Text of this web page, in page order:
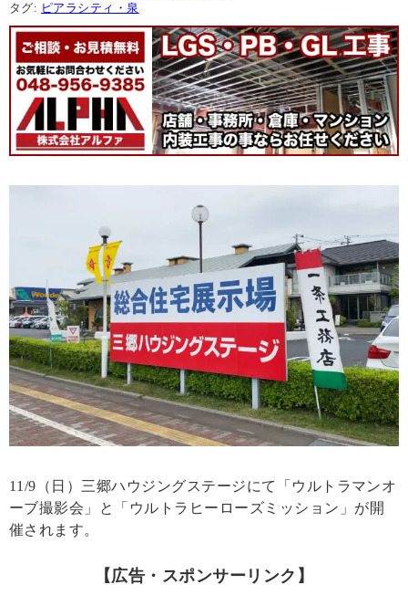
タグ: ピアラシティ・泉
11/9（日）三郷ハウジングステージにて「ウルトラマンオ
ーブ撮影会」と「ウルトラヒーローズミッション」が開
催されます。
【広告・スポンサーリンク】